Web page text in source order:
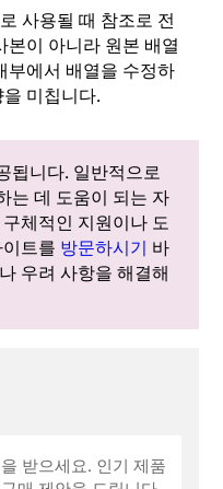
사용될 때 참조로 전
본이 아니라 원본 배열
부에서 배열을 수정하
미칩니다.
됩니다. 일반적으로
는 데 도움이 되는 자
체적인 지원이나 도
트를 방문하시기 바
우려 사항을 해결해
받으세요. 인기 제품